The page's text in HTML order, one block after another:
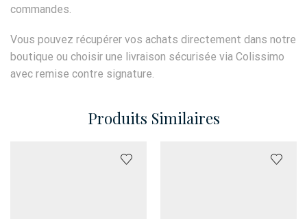
commandes.
Vous pouvez récupérer vos achats directement dans notre
boutique ou choisir une livraison sécurisée via Colissimo
avec remise contre signature.
Produits Similaires